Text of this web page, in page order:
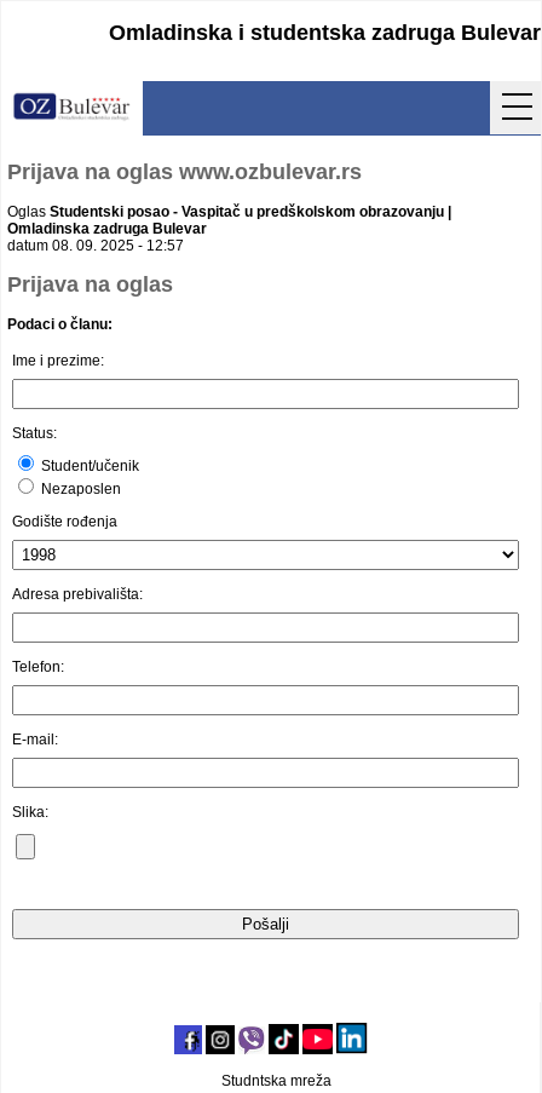
Omladinska i studentska zadruga Bulevar
Usluge
Lokacija
Video oglasi
Studntska mreža
Prijava na oglas www.ozbulevar.rs
Oglas Studentski posao - Vaspitač u predškolskom obrazovanju |
Omladinska zadruga Bulevar
datum 08. 09. 2025 - 12:57
Prijava na oglas
Podaci o članu:
Ime i prezime:
Status:
Student/učenik
Nezaposlen
Godište rođenja
Adresa prebivališta:
Telefon:
E-mail:
Slika: